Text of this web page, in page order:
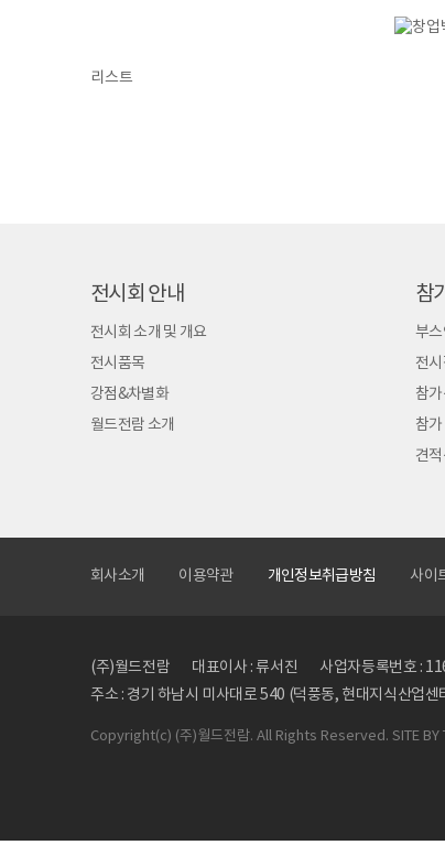
리스트
전시회 안내
전시회 소개 및 개요
전시품목
강점&차별화
월드전람 소개
참
부스
전
참
참가
견적
회사소개 이용약관 개인정보취급방침 사이
(주)월드전람 대표이사 : 류서진 사업자등록번호 :
주소 : 경기 하남시 미사대로 540 (덕풍동, 현대지식산업
Copyright(c) (주)월드전람. All Rights Reserved. SITE BY